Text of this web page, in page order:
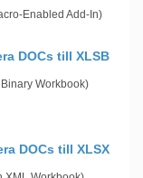
Enabled Add-In)
DOCs till XLSB
Workbook)
DOCs till XLSX